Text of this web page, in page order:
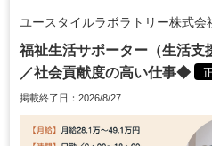
ユースタイルラボラトリー株式会
福祉生活サポーター（生活
／社会貢献度の高い仕事◆
掲載終了日：2026/8/27